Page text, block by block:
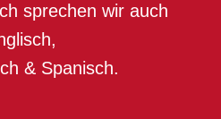
sprechen wir auch
& Spanisch.